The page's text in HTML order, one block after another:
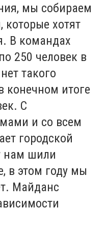
мы собираем
которые хотят
В командах
250 человек в
такого
конечном итоге
С
и со всем
городской
нам шили
в этом году мы
Майданс